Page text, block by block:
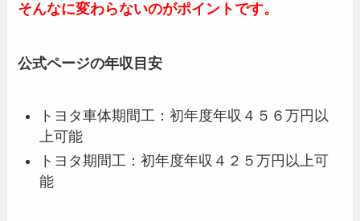
そんなに変わらないのがポイントです。
公式ページの年収目安
トヨタ車体期間工：初年度年収４５６万円以
上可能
トヨタ期間工：初年度年収４２５万円以上可
能